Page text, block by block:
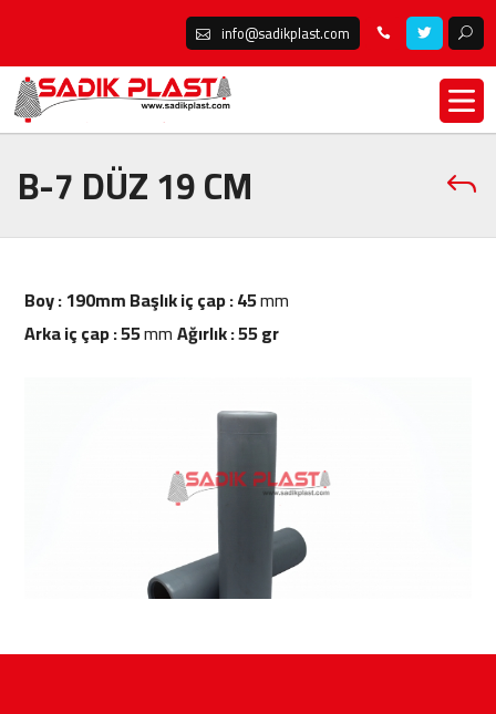
info@sadikplast.com
B-7 DÜZ 19 CM
Boy : 190mmBaşlık iç çap : 45mm
Arka iç çap : 55mmAğırlık : 55 gr